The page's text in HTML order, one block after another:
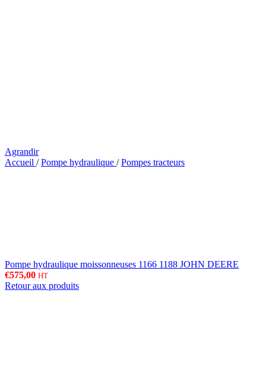
Agrandir
Accueil / Pompe hydraulique / Pompes tracteurs
Pompe hydraulique moissonneuses 1166 1188 JOHN DEERE
€575,00 HT
Retour aux produits